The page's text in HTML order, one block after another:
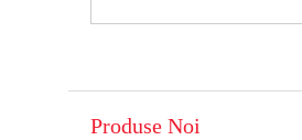
Produse Noi